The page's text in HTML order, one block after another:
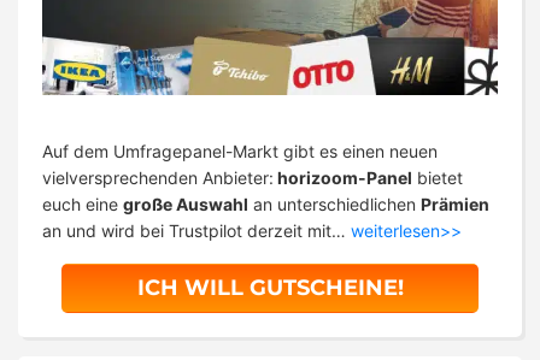
Auf dem Umfragepanel-Markt gibt es einen neuen
vielversprechenden Anbieter: horizoom-Panel bietet
euch eine große Auswahl an unterschiedlichen Prämien
an und wird bei Trustpilot derzeit mit… weiterlesen>>
ICH WILL GUTSCHEINE!